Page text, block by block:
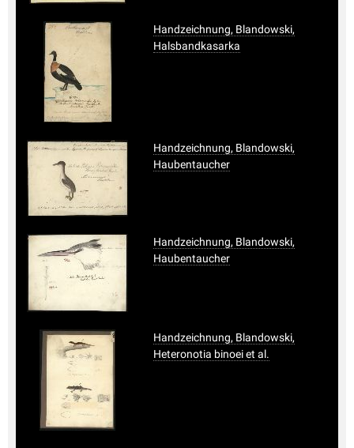
Handzeichnung, Blandowski,
Halsbandkasarka
Handzeichnung, Blandowski,
Haubentaucher
Handzeichnung, Blandowski,
Haubentaucher
Handzeichnung, Blandowski,
Heteronotia binoei et al.